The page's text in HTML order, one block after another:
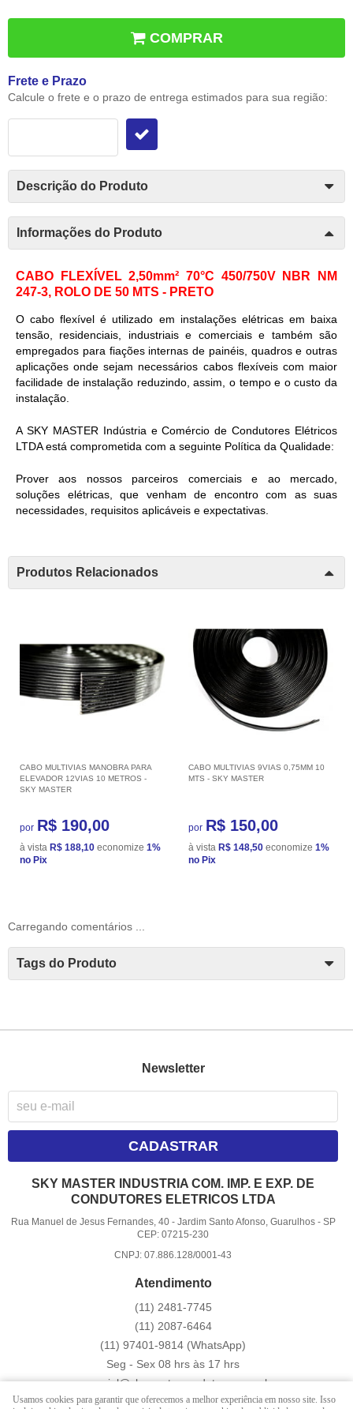
COMPRAR
Frete e Prazo
Calcule o frete e o prazo de entrega estimados para sua região:
Descrição do Produto
Informações do Produto
CABO FLEXÍVEL 2,50mm² 70°C 450/750V NBR NM
247-3, ROLO DE 50 MTS - PRETO
O cabo flexível é utilizado em instalações elétricas em baixa
tensão, residenciais, industriais e comerciais e também são
empregados para fiações internas de painéis, quadros e outras
aplicações onde sejam necessários cabos flexíveis com maior
facilidade de instalação reduzindo, assim, o tempo e o custo da
instalação.
A SKY MASTER Indústria e Comércio de Condutores Elétricos
LTDA está comprometida com a seguinte Política da Qualidade:
Prover aos nossos parceiros comerciais e ao mercado,
soluções elétricas, que venham de encontro com as suas
necessidades, requisitos aplicáveis e expectativas.
Produtos Relacionados
CABO MULTIVIAS MANOBRA PARA
ELEVADOR 12VIAS 10 METROS -
SKY MASTER
por R$ 190,00
à vista R$ 188,10 economize 1%
no Pix
CABO MULTIVIAS 9VIAS 0,75MM 10
MTS - SKY MASTER
por R$ 150,00
à vista R$ 148,50 economize 1%
no Pix
Carregando comentários ...
Tags do Produto
Newsletter
CADASTRAR
SKY MASTER INDUSTRIA COM. IMP. E EXP. DE
CONDUTORES ELETRICOS LTDA
Rua Manuel de Jesus Fernandes, 40- Jardim Santo Afonso, Guarulhos- SP
CEP: 07215-230
CNPJ: 07.886.128/0001-43
Atendimento
(11) 2481-7745
(11) 2087-6464
(11) 97401-9814 (WhatsApp)
Seg - Sex 08 hrs às 17 hrs
comercial@skymastercondutores.com.br
Usamos cookies para garantir que oferecemos a melhor experiência em nosso site. Isso